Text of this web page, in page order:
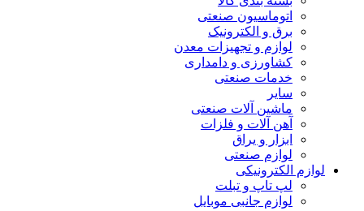
اتوماسیون صنعتی
برق و الکترونیک
لوازم و تجهیزات معدن
کشاورزی و دامداری
خدمات صنعتی
سایر
ماشین آلات صنعتی
آهن آلات و فلزات
ابزار و یراق
لوازم صنعتی
لوازم الکترونیکی
لپ تاپ و تبلت
لوازم جانبی موبایل